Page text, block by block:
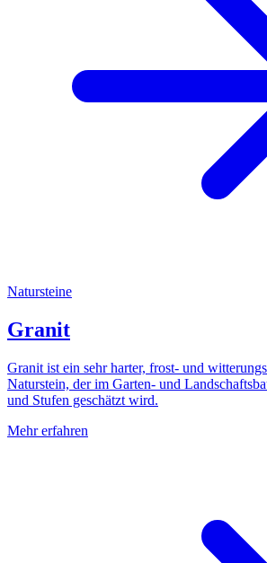
Natursteine
Granit
Granit ist ein sehr harter, frost- und
Naturstein, der im Garten- und
und Stufen geschätzt wird.
Mehr erfahren